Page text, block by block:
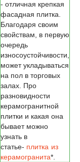
- отличная крепкая
фасадная плитка.
Благодаря своим
свойствам, в первую
очередь
износоустойчивости,
может укладываться
на пол в торговых
залах. Про
разновидности
керамогранитной
плитки и какая она
бывает можно
узнать в
статье- плитка из
керамогранита*.